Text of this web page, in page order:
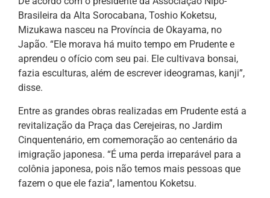
Brasileira da Alta Sorocabana, Toshio Koketsu,
Mizukawa nasceu na Província de Okayama, no
Japão. “Ele morava há muito tempo em Prudente e
aprendeu o ofício com seu pai. Ele cultivava bonsai,
fazia esculturas, além de escrever ideogramas, kanji”,
disse.
Entre as grandes obras realizadas em Prudente está a
revitalização da Praça das Cerejeiras, no Jardim
Cinquentenário, em comemoração ao centenário da
imigração japonesa. “É uma perda irreparável para a
colônia japonesa, pois não temos mais pessoas que
fazem o que ele fazia”, lamentou Koketsu.